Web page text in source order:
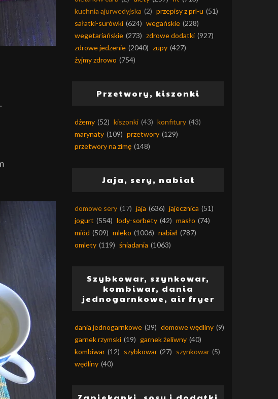
kuchnia ajurwedyjska (2) przepisy z prl-u (51)
sałatki-surówki (624) wegańskie (228)
wegetariańskie (273) zdrowe dodatki (927)
zdrowe jedzenie (2040) zupy (427)
żyjmy zdrowo (754)
Przetwory, kiszonki
dżemy (52) kiszonki (43) konfitury (43)
marynaty (109) przetwory (129)
przetwory na zimę (148)
Jaja, sery, nabiał
domowe sery (17) jaja (636) jajecznica (51)
jogurt (554) lody-sorbety (42) masło (74)
miód (509) mleko (1006) nabiał (787)
omlety (119) śniadania (1063)
Szybkowar, szynkowar,
kombiwar, dania
jednogarnkowe, air fryer
dania jednogarnkowe (39) domowe wędliny (9)
garnek rzymski (19) garnek żeliwny (40)
kombiwar (12) szybkowar (27) szynkowar (5)
wędliny (40)